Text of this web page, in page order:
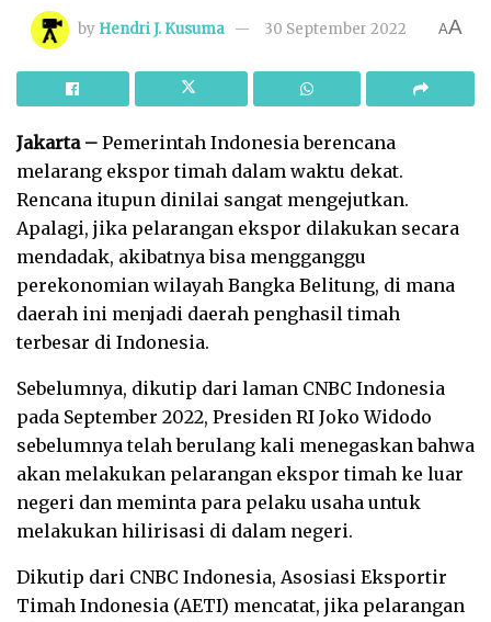
by Hendri J. Kusuma 30 September 2022 AA
Jakarta – Pemerintah Indonesia berencana
melarang ekspor timah dalam waktu dekat.
Rencana itupun dinilai sangat mengejutkan.
Apalagi, jika pelarangan ekspor dilakukan secara
mendadak, akibatnya bisa mengganggu
perekonomian wilayah Bangka Belitung, di mana
daerah ini menjadi daerah penghasil timah
terbesar di Indonesia.
Sebelumnya, dikutip dari laman CNBC Indonesia
pada September 2022, Presiden RI Joko Widodo
sebelumnya telah berulang kali menegaskan bahwa
akan melakukan pelarangan ekspor timah ke luar
negeri dan meminta para pelaku usaha untuk
melakukan hilirisasi di dalam negeri.
Dikutip dari CNBC Indonesia, Asosiasi Eksportir
Timah Indonesia (AETI) mencatat, jika pelarangan